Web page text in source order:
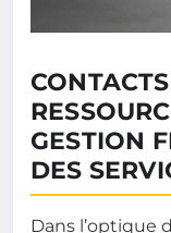
GESTION
DES
Dans l’optique